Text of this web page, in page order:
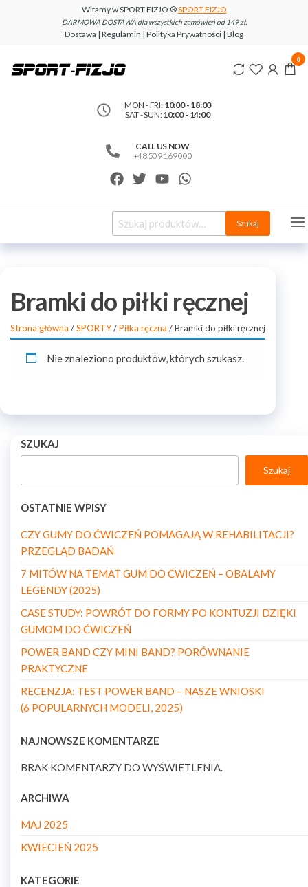
Witamy w SPORT FIZJO ®SPORT FIZJO
DARMOWA DOSTAWA dla wszystkich zamówień od 149 zł.
Dostawa | Regulamin | Polityka Prywatności | Blog
www.sport-
MON - FRI: 10:00 - 18:00
SAT - SUN:10:00 - 14:00
CALL US NOW
+48 509 169 000
0
Szukaj
Bramki do piłki ręcznej
Strona główna /SPORTY/Piłka ręczna / Bramki do piłki ręcznej
Nie znaleziono produktów, których szukasz.
SZUKAJ
Szukaj
OSTATNIE WPISY
CZY GUMY DO ĆWICZEŃ POMAGAJĄ W REHABILITACJI?
PRZEGLĄD BADAŃ
7 MITÓW NA TEMAT GUM DO ĆWICZEŃ – OBALAMY
LEGENDY (2025)
CASE STUDY: POWRÓT DO FORMY PO KONTUZJI DZIĘKI
GUMOM DO ĆWICZEŃ
POWER BAND CZY MINI BAND? PORÓWNANIE
PRAKTYCZNE
RECENZJA: TEST POWER BAND – NASZE WNIOSKI
(6 POPULARNYCH MODELI, 2025)
NAJNOWSZE KOMENTARZE
BRAK KOMENTARZY DO WYŚWIETLENIA.
ARCHIWA
MAJ 2025
KWIECIEŃ 2025
KATEGORIE